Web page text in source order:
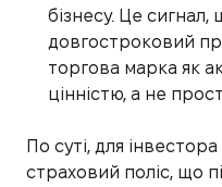
бізнесу. Це сигнал,
довгостроковий
торгова марка як
цінністю, а не
По суті, для
страховий поліс, що